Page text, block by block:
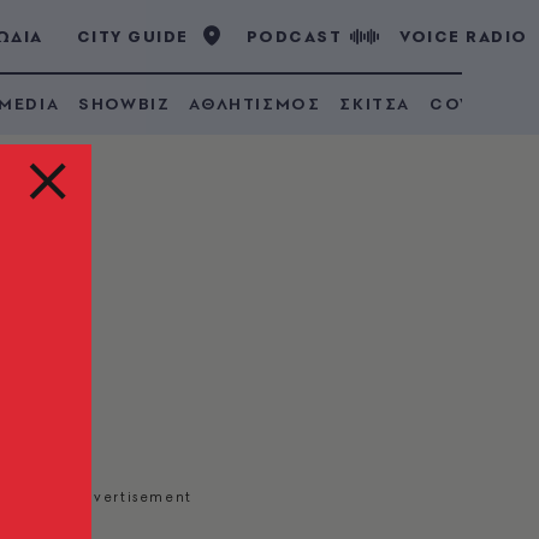
CITY GUIDE PODCAST VOICE RADIO
SHOWBIZ ΑΘΛΗΤΙΣΜΟΣ ΣΚΙΤΣΑ COVID 19